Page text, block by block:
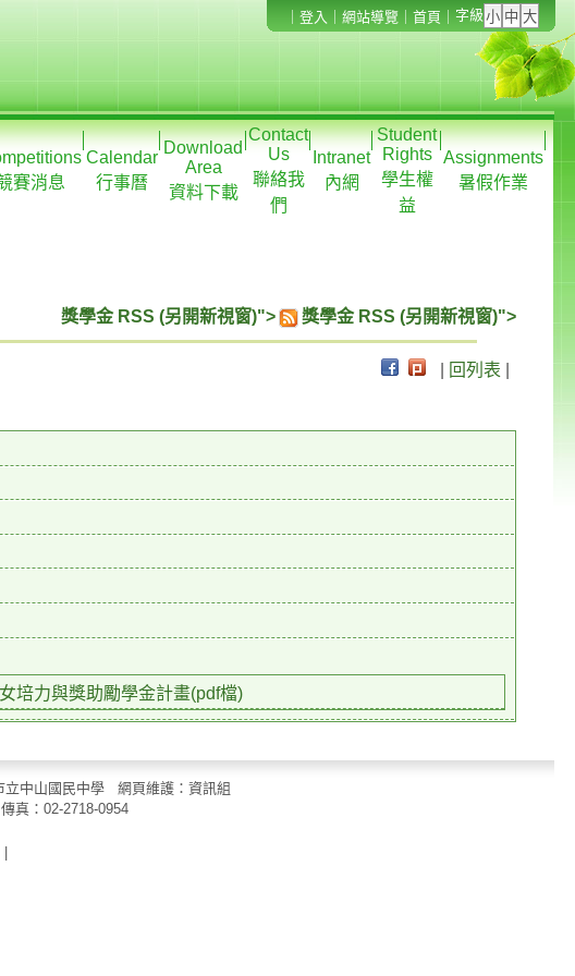
登入 網站導覽 首頁 字級
賽消息
Calendar
行事曆
Download
Area
資料下載
Contact
Us
聯絡我
們
Intranet
內網
Student
Rights
學生權
益
Assignments
暑假作業
獎學金 RSS (另開新視窗)"> 獎學金 RSS (另開新視窗)">
回列表
培力與獎助勵學金計畫(pdf檔)
中山國民中學 網頁維護：資訊組
真： 02-2718-0954